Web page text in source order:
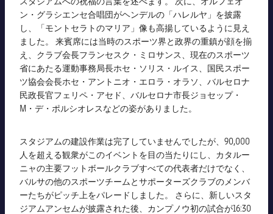
ン・グラシエンセ合唱団がヘンデルの「ハレルヤ」を披露
し、「モントセラトのマリア」像も高揚しているように見え
ました。 来賓席には当時のスポーツ界と政界の重鎮が顔を揃
え、クラブ会長フランセスク・ミロサンス、現在のスポーツ
省にあたる運動事務局長ホセ・ソリス・ルイス、国民スポー
ツ協会会長ホセ・アントニオ・エロラ・オラソ、バルセロナ
民政長官フェリペ・アセド、バルセロナ市長ジョセップ・
M・デ・ポルシオレスなどの姿がありました。
スタジアムの建設作業は完了していませんでしたが、90,000
人を超える観衆がこのイベントを目の当たりにし、カタルー
ニャの主要フットボールクラブすべての代表者だけでなく、
バルサの他のスポーツチームとサポーターズクラブのメンバ
ーたちがピッチ上をパレードしました。 さらに、新しいスタ
ジアムアンセムが披露された後、カンプノウ初の試合が16:30